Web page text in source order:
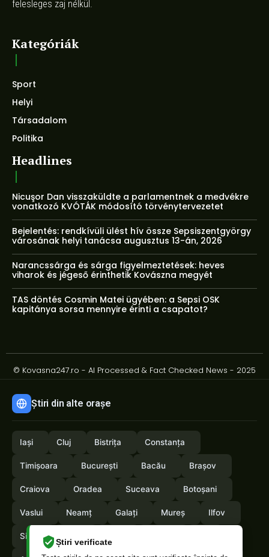
Știri verificate
felesleges zaj nélkül.
Kategóriák
Sport
Helyi
Társadalom
Politika
Headlines
Nicuşor Dan visszaküldte a parlamentnek a medvékre
vonatkozó KVÓTÁK módosító törvénytervezetet
Bejelentés: rendkívüli ülést hív össze Sepsiszentgyörgy
városának helyi tanácsa augusztus 13-án, 2026
Narancssárga és sárga figyelmeztetések: heves
viharok és jégeső érinthetik Kovászna megyét
TAS döntés Cosmin Matei ügyében: a Sepsi OSK
kapitánya sorsa mennyire érinti a csapatot?
© Kovasna247.ro - AI Processed & Fact Checked News - 2025
Știri din alte orașe
Iași Cluj Bistrița Constanța
Timișoara București Bacău Brașov
Craiova Oradea Suceava Botoșani
Vaslui Neamț Galați Mureș Ilfov
Sibiu